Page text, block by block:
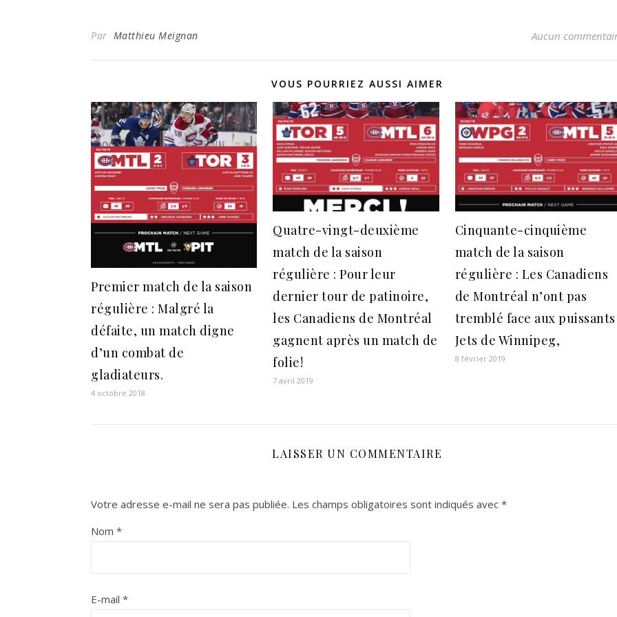
Par Matthieu Meignan Aucun
VOUS POURRIEZ AUSSI AIMER
Premier match de la saison
régulière : Malgré la
défaite, un match digne
d’un combat de
gladiateurs.
4 octobre 2018
Quatre-vingt-deuxième
match de la saison
régulière : Pour leur
dernier tour de patinoire,
les Canadiens de Montréal
gagnent après un match de
folie!
7 avril 2019
Cinquante-cinquième
match de la saison
régulière : Les Canadiens
de Montréal n’ont pas
tremblé face aux puissants
Jets de Winnipeg,
8 février 2019
LAISSER UN COMMENTAIRE
Votre adresse e-mail ne sera pas publiée. Les champs obligatoires sont indiqués avec *
Nom *
E-mail *